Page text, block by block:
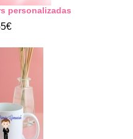
personalizadas